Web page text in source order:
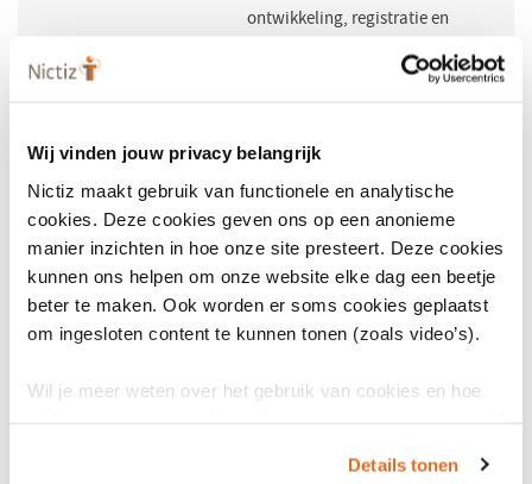
Wij vinden jouw privacy belangrijk
Nictiz maakt gebruik van functionele en analytische
cookies. Deze cookies geven ons op een anonieme
manier inzichten in hoe onze site presteert. Deze cookies
kunnen ons helpen om onze website elke dag een beetje
beter te maken. Ook worden er soms cookies geplaatst
om ingesloten content te kunnen tonen (zoals video’s).
Wil je meer weten over het gebruik van cookies en hoe
Details tonen
ontwikkeling, registratie en
levenscyclusbeheer van
(farmacovigilantie)en
voor registratie van
geneesmiddelen in Europa
IDMP is een onderdeel van de
Grondplaat Eenheid van Taal
Maakt gebruik
standaarden
G-Standaard,HL7V2 ,HL7 FHIR